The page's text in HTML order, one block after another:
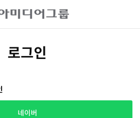
로그인
네이버